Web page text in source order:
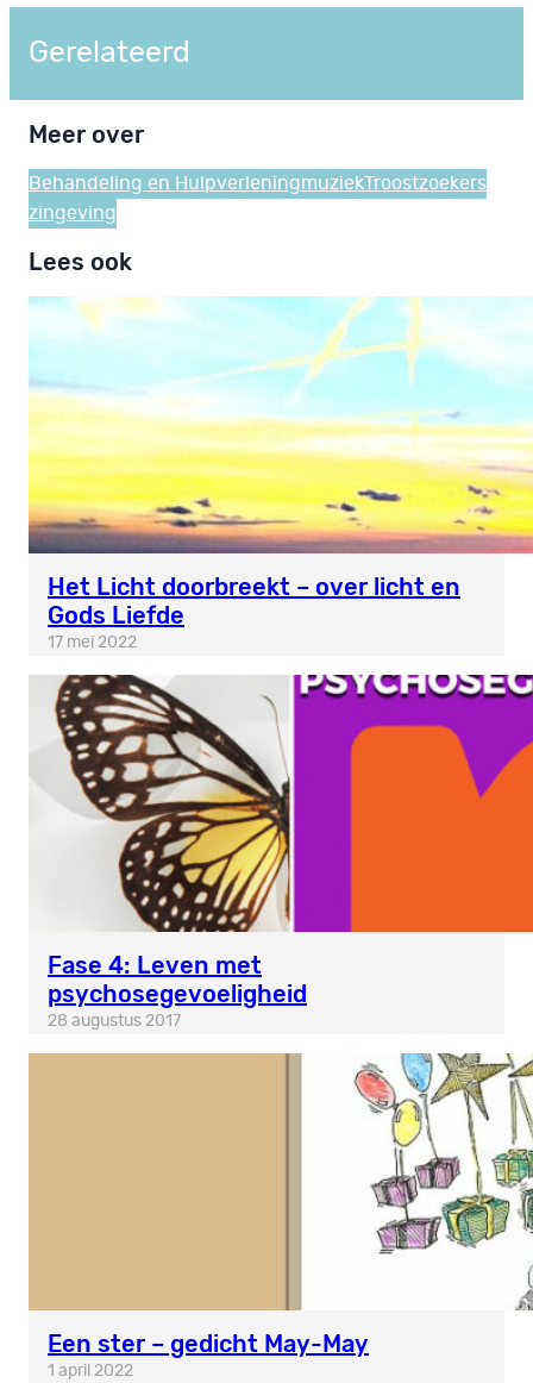
Gerelateerd
Meer over
Behandeling en HulpverleningmuziekTroostzoekers
zingeving
Lees ook
Het Licht doorbreekt – over licht en
Gods Liefde
17 mei 2022
Fase 4: Leven met
psychosegevoeligheid
28 augustus 2017
Een ster – gedicht May-May
1 april 2022